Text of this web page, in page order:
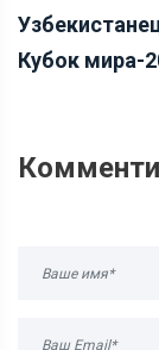
Кубок мира-